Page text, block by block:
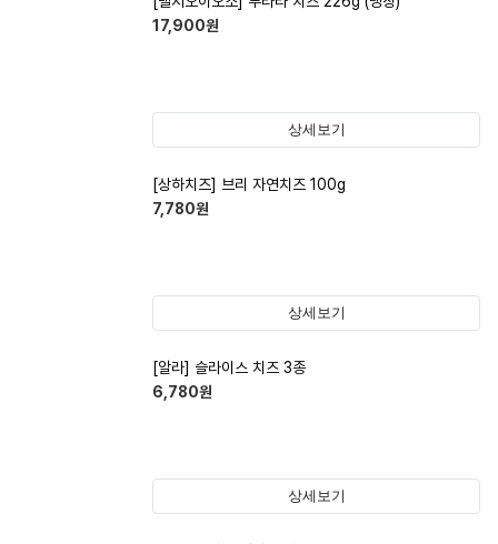
17,900원
상세보기
[상하치즈] 브리 자연치즈 100g
7,780원
상세보기
[알라] 슬라이스 치즈 3종
6,780원
상세보기